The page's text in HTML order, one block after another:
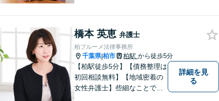
私的整理も取扱い可能です。
債務に関する初回相談は無料
です。
橋本 英恵 弁護士
柏ブルーメ法律事務所
千葉県|柏市 柏駅 から徒歩5分
【柏駅徒歩5分】【債務整理は
初回相談無料】【地域密着の
女性弁護士】些細なことでも
詳細を見
る